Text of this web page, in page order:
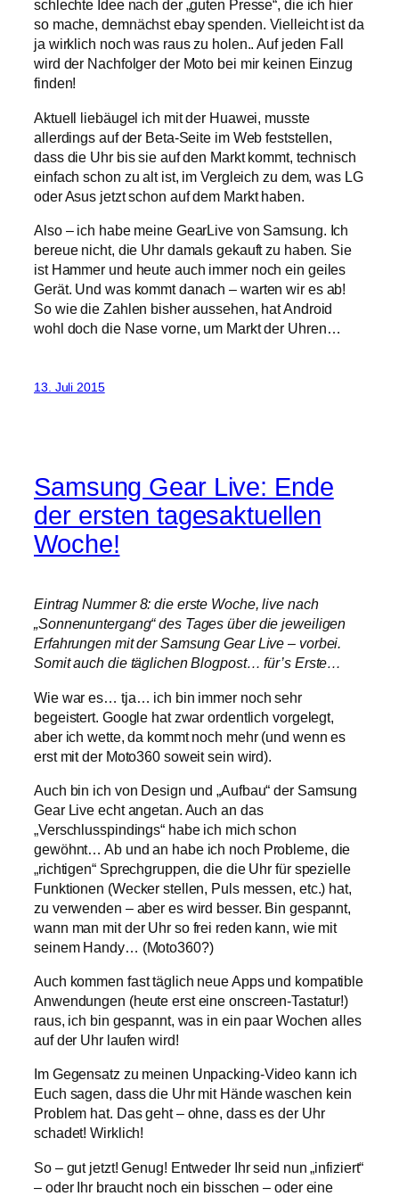
schlechte Idee nach der „guten Presse“, die ich hier
so mache, demnächst ebay spenden. Vielleicht ist da
ja wirklich noch was raus zu holen.. Auf jeden Fall
wird der Nachfolger der Moto bei mir keinen Einzug
finden!
Aktuell liebäugel ich mit der Huawei, musste
allerdings auf der Beta-Seite im Web feststellen,
dass die Uhr bis sie auf den Markt kommt, technisch
einfach schon zu alt ist, im Vergleich zu dem, was LG
oder Asus jetzt schon auf dem Markt haben.
Also – ich habe meine GearLive von Samsung. Ich
bereue nicht, die Uhr damals gekauft zu haben. Sie
ist Hammer und heute auch immer noch ein geiles
Gerät. Und was kommt danach – warten wir es ab!
So wie die Zahlen bisher aussehen, hat Android
wohl doch die Nase vorne, um Markt der Uhren…
13. Juli 2015
Samsung Gear Live: Ende
der ersten tagesaktuellen
Woche!
Eintrag Nummer 8: die erste Woche, live nach
„Sonnenuntergang“ des Tages über die jeweiligen
Erfahrungen mit der Samsung Gear Live – vorbei.
Somit auch die täglichen Blogpost… für’s Erste…
Wie war es… tja… ich bin immer noch sehr
begeistert. Google hat zwar ordentlich vorgelegt,
aber ich wette, da kommt noch mehr (und wenn es
erst mit der Moto360 soweit sein wird).
Auch bin ich von Design und „Aufbau“ der Samsung
Gear Live echt angetan. Auch an das
„Verschlusspindings“ habe ich mich schon
gewöhnt… Ab und an habe ich noch Probleme, die
„richtigen“ Sprechgruppen, die die Uhr für spezielle
Funktionen (Wecker stellen, Puls messen, etc.) hat,
zu verwenden – aber es wird besser. Bin gespannt,
wann man mit der Uhr so frei reden kann, wie mit
seinem Handy… (Moto360?)
Auch kommen fast täglich neue Apps und kompatible
Anwendungen (heute erst eine onscreen-Tastatur!)
raus, ich bin gespannt, was in ein paar Wochen alles
auf der Uhr laufen wird!
Im Gegensatz zu meinen Unpacking-Video kann ich
Euch sagen, dass die Uhr mit Hände waschen kein
Problem hat. Das geht – ohne, dass es der Uhr
schadet! Wirklich!
So – gut jetzt! Genug! Entweder Ihr seid nun „infiziert“
– oder Ihr braucht noch ein bisschen – oder eine